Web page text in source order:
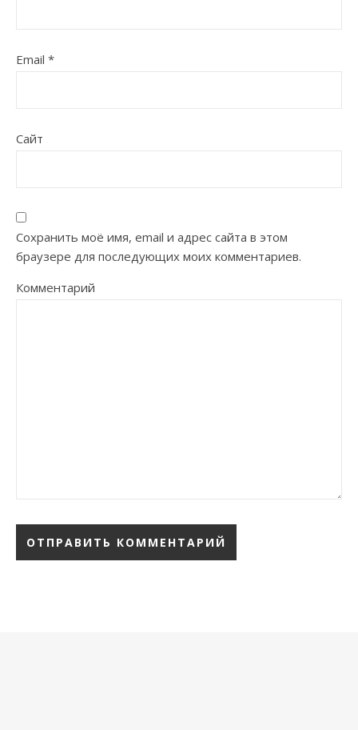
Email *
Сайт
Сохранить моё имя, email и адрес сайта в этом
браузере для последующих моих комментариев.
Комментарий